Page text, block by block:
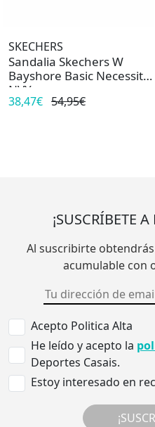
SKECHERS
Sandalia Skechers W
Bayshore Basic Necessity
NVY
38,47€ 54,95€
¡SUSCRÍBETE
Al suscribirte
acumulable con
Acepto Politica Alta
He leído y acepto la
Deportes Casais.
Estoy interesado en